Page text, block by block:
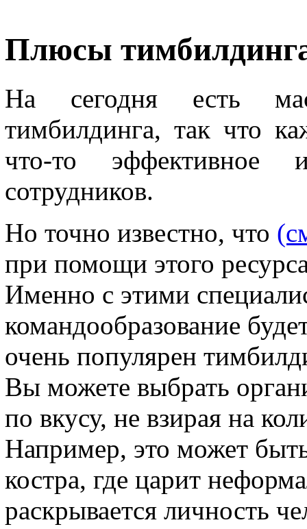
Плюсы
На сегодня есть
тимбилдинга, так что
что-то эффективное
сотрудников.
Но точно известно, что
при помощи этого
Именно с этими
командообразование
очень популярен
Вы можете выбрать
по вкусу, не взирая на
Например, это может
костра, где царит
раскрывается личность